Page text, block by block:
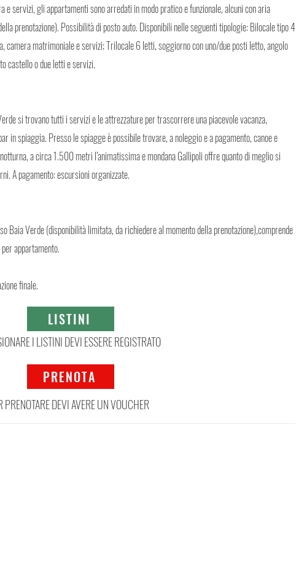
servizi, gli appartamenti sono arredati in modo pratico e funzionale, alcuni con aria
prenotazione). Possibilità di posto auto. Disponibili nelle seguenti tipologie: Bilocale tipo 4
camera matrimoniale e servizi; Trilocale 6 letti, soggiorno con uno/due posti letto, angolo
castello o due letti e servizi.
si trovano tutti i servizi e le attrezzature per trascorrere una piacevole vacanza,
in spiaggia. Presso le spiagge è possibile trovare, a noleggio e a pagamento, canoe e
a circa 1.500 metri l’animatissima e mondana Gallipoli offre quanto di meglio si
A pagamento: escursioni organizzate.
Baia Verde (disponibilità limitata, da richiedere al momento della prenotazione),comprende
appartamento.
finale.
LISTINI
I LISTINI DEVI ESSERE REGISTRATO
PRENOTA
PRENOTARE DEVI AVERE UN VOUCHER